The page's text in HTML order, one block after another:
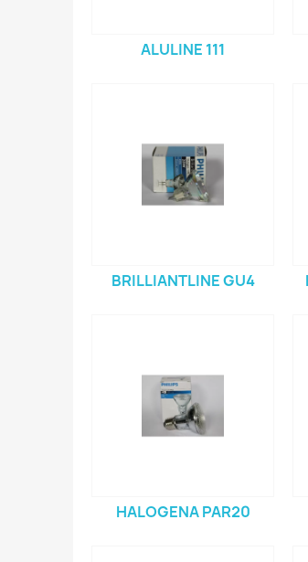
ALULINE 111
BRILLIANTLINE GU4
HALOGENA PAR20